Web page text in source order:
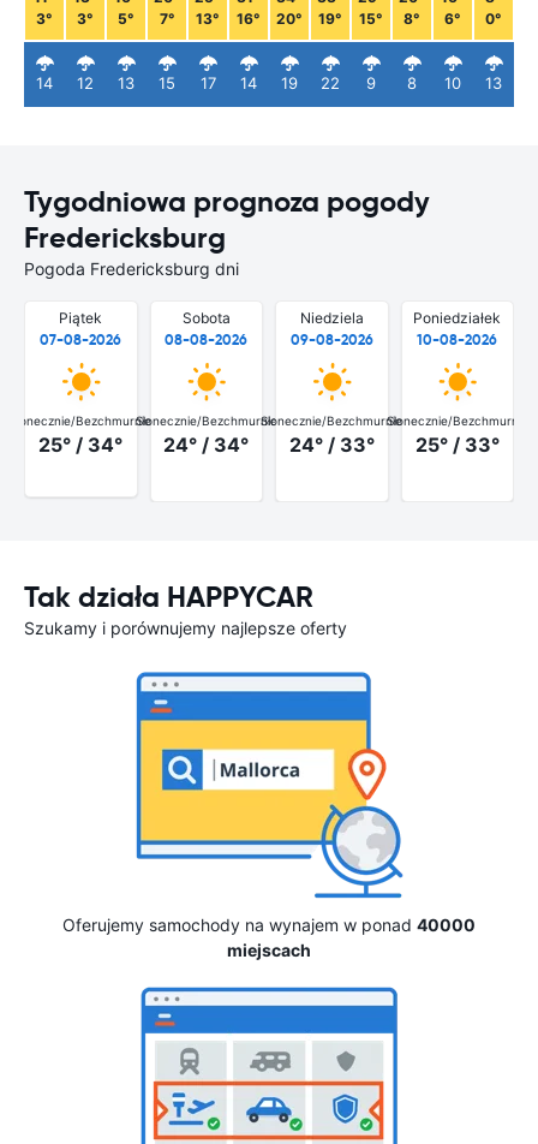
3°
14
3°
12
5°
13
7°
15
13°
17
16°
14
20°
19
19°
22
15°
9
8°
8
6°
10
0°
13
Tygodniowa prognoza pogody
Fredericksburg
Pogoda Fredericksburg dni
Piątek
07-08-2026
Słonecznie/Bezchmurnie
25° / 34°
Sobota
08-08-2026
Słonecznie/Bezchmurnie
24° / 34°
Niedziela
09-08-2026
Słonecznie/Bezchmurnie
24° / 33°
Poniedziałek
10-08-2026
Słonecznie/Bezchmurnie
25° / 33°
Tak działa HAPPYCAR
Szukamy i porównujemy najlepsze oferty
Oferujemy samochody na wynajem w ponad 40000
miejscach